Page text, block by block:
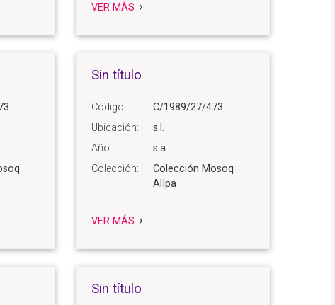
VER MÁS
Sin título
Código:
C/1989/27/473
Ubicación:
s.l.
Año:
s.a.
Colección:
Colección Mosoq
AlIpa
VER MÁS
Sin título